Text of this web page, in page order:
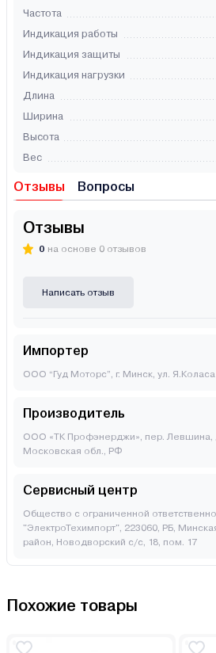
Частота
Индикация работы
Индикация защиты
Индикация нагрузки
Длина
Ширина
Высота
Вес
Отзывы Вопросы
Отзывы
0 на основе 0 отзывов
Написать отзыв
Импортер
ООО “Гуд Моторс”, г. Минск, ул. Я.Коласа
Производитель
ООО «ТК Профэнерджи», пер. Левшина,
Московская обл., РФ
Сервисный центр
Общество с ограниченной
"ЭлектроТехимпорт", 223060, РБ,
paйoн, Hoвoдвopcкий c/c, 18, пoм. 17
Похожие товары